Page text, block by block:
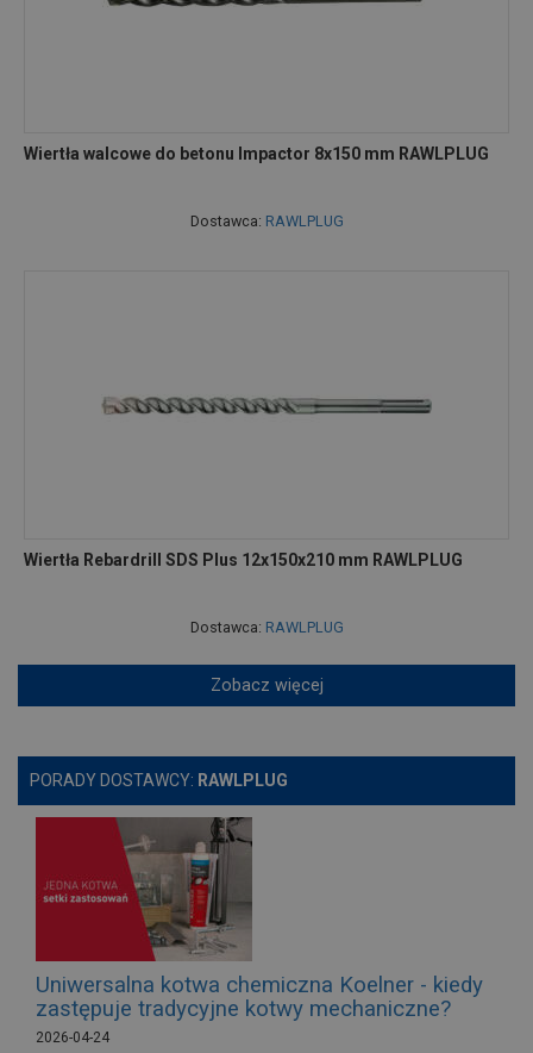
Wiertła walcowe do betonu Impactor 8x150 mm RAWLPLUG
Dostawca: RAWLPLUG
Wiertła Rebardrill SDS Plus 12x150x210 mm RAWLPLUG
Dostawca: RAWLPLUG
Zobacz więcej
PORADY DOSTAWCY: RAWLPLUG
Uniwersalna kotwa chemiczna Koelner - kiedy
zastępuje tradycyjne kotwy mechaniczne?
2026-04-24